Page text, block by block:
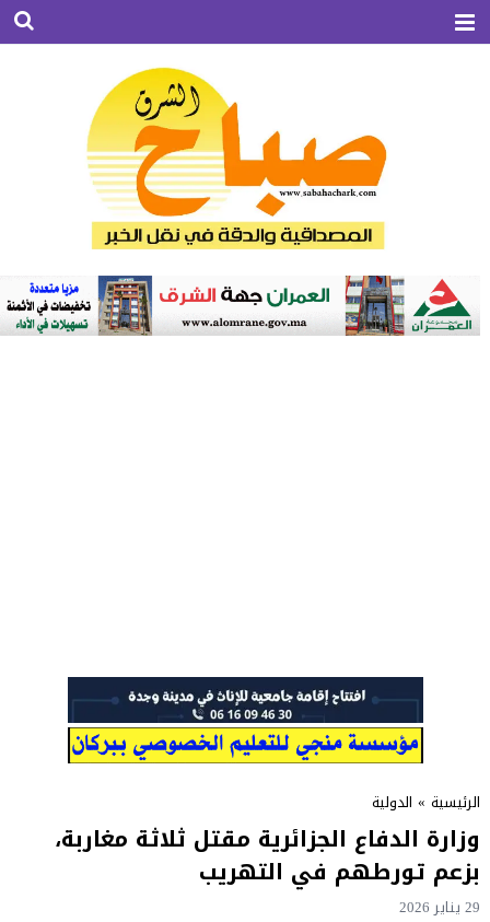
الرئيسية » الدولية
وزارة الدفاع الجزائرية مقتل ثلاثة مغاربة،
بزعم تورطهم في التهريب
29 يناير 2026